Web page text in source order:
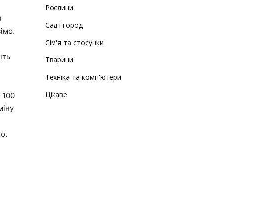
100
Рослини
Сад і город
Сім'я та стосунки
Тварини
Техніка та комп'ютери
Цікаве